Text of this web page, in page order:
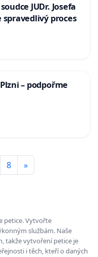
JUDr. Josefa
proces
– podpořme
8 »
petice. Vytvořte
službám. Naše
takže vytvoření petice je
i těch, kteří o daných